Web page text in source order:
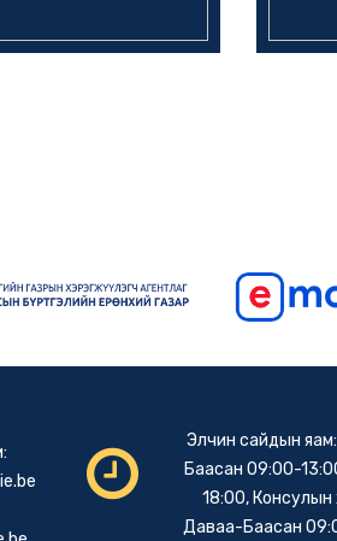
Элчин сайдын
Баасан 09:00-
18:00, Консулын
Даваа-Баасан